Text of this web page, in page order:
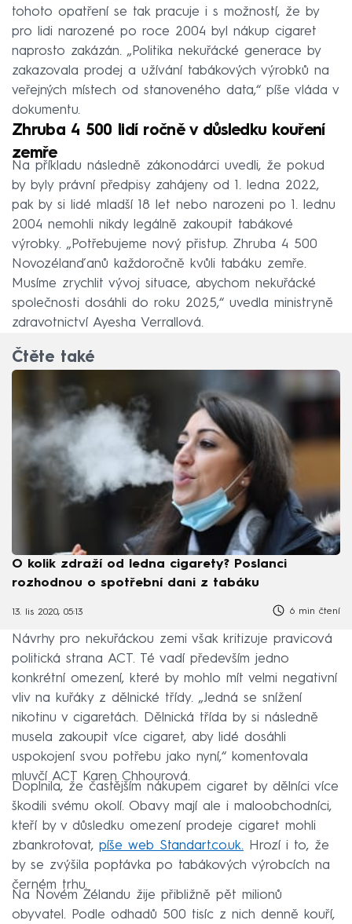
tohoto opatření se tak pracuje i s možností, že by
pro lidi narozené po roce 2004 byl nákup cigaret
naprosto zakázán. „Politika nekuřácké generace by
zakazovala prodej a užívání tabákových výrobků na
veřejných místech od stanoveného data,“ píše vláda v
dokumentu.
Zhruba 4 500 lidí ročně v důsledku kouření
zemře
Na příkladu následně zákonodárci uvedli, že pokud
by byly právní předpisy zahájeny od 1. ledna 2022,
pak by si lidé mladší 18 let nebo narozeni po 1. lednu
2004 nemohli nikdy legálně zakoupit tabákové
výrobky. „Potřebujeme nový přistup. Zhruba 4 500
Novozélanďanů každoročně kvůli tabáku zemře.
Musíme zrychlit vývoj situace, abychom nekuřácké
společnosti dosáhli do roku 2025,“ uvedla ministryně
zdravotnictví Ayesha Verrallová.
Čtěte také
O kolik zdraží od ledna cigarety? Poslanci
rozhodnou o spotřební dani z tabáku
13. lis 2020, 05:13 6 min čtení
Návrhy pro nekuřáckou zemi však kritizuje pravicová
politická strana ACT. Té vadí především jedno
konkrétní omezení, které by mohlo mít velmi negativní
vliv na kuřáky z dělnické třídy. „Jedná se snížení
nikotinu v cigaretách. Dělnická třída by si následně
musela zakoupit více cigaret, aby lidé dosáhli
uspokojení svou potřebu jako nyní,“ komentovala
mluvčí ACT Karen Chhourová.
Doplnila, že častějším nákupem cigaret by dělníci více
škodili svému okolí. Obavy mají ale i maloobchodníci,
kteří by v důsledku omezení prodeje cigaret mohli
zbankrotovat, píše web Standart.co.uk. Hrozí i to, že
by se zvýšila poptávka po tabákových výrobcích na
černém trhu.
Na Novém Zélandu žije přibližně pět milionů
obyvatel. Podle odhadů 500 tisíc z nich denně kouří,